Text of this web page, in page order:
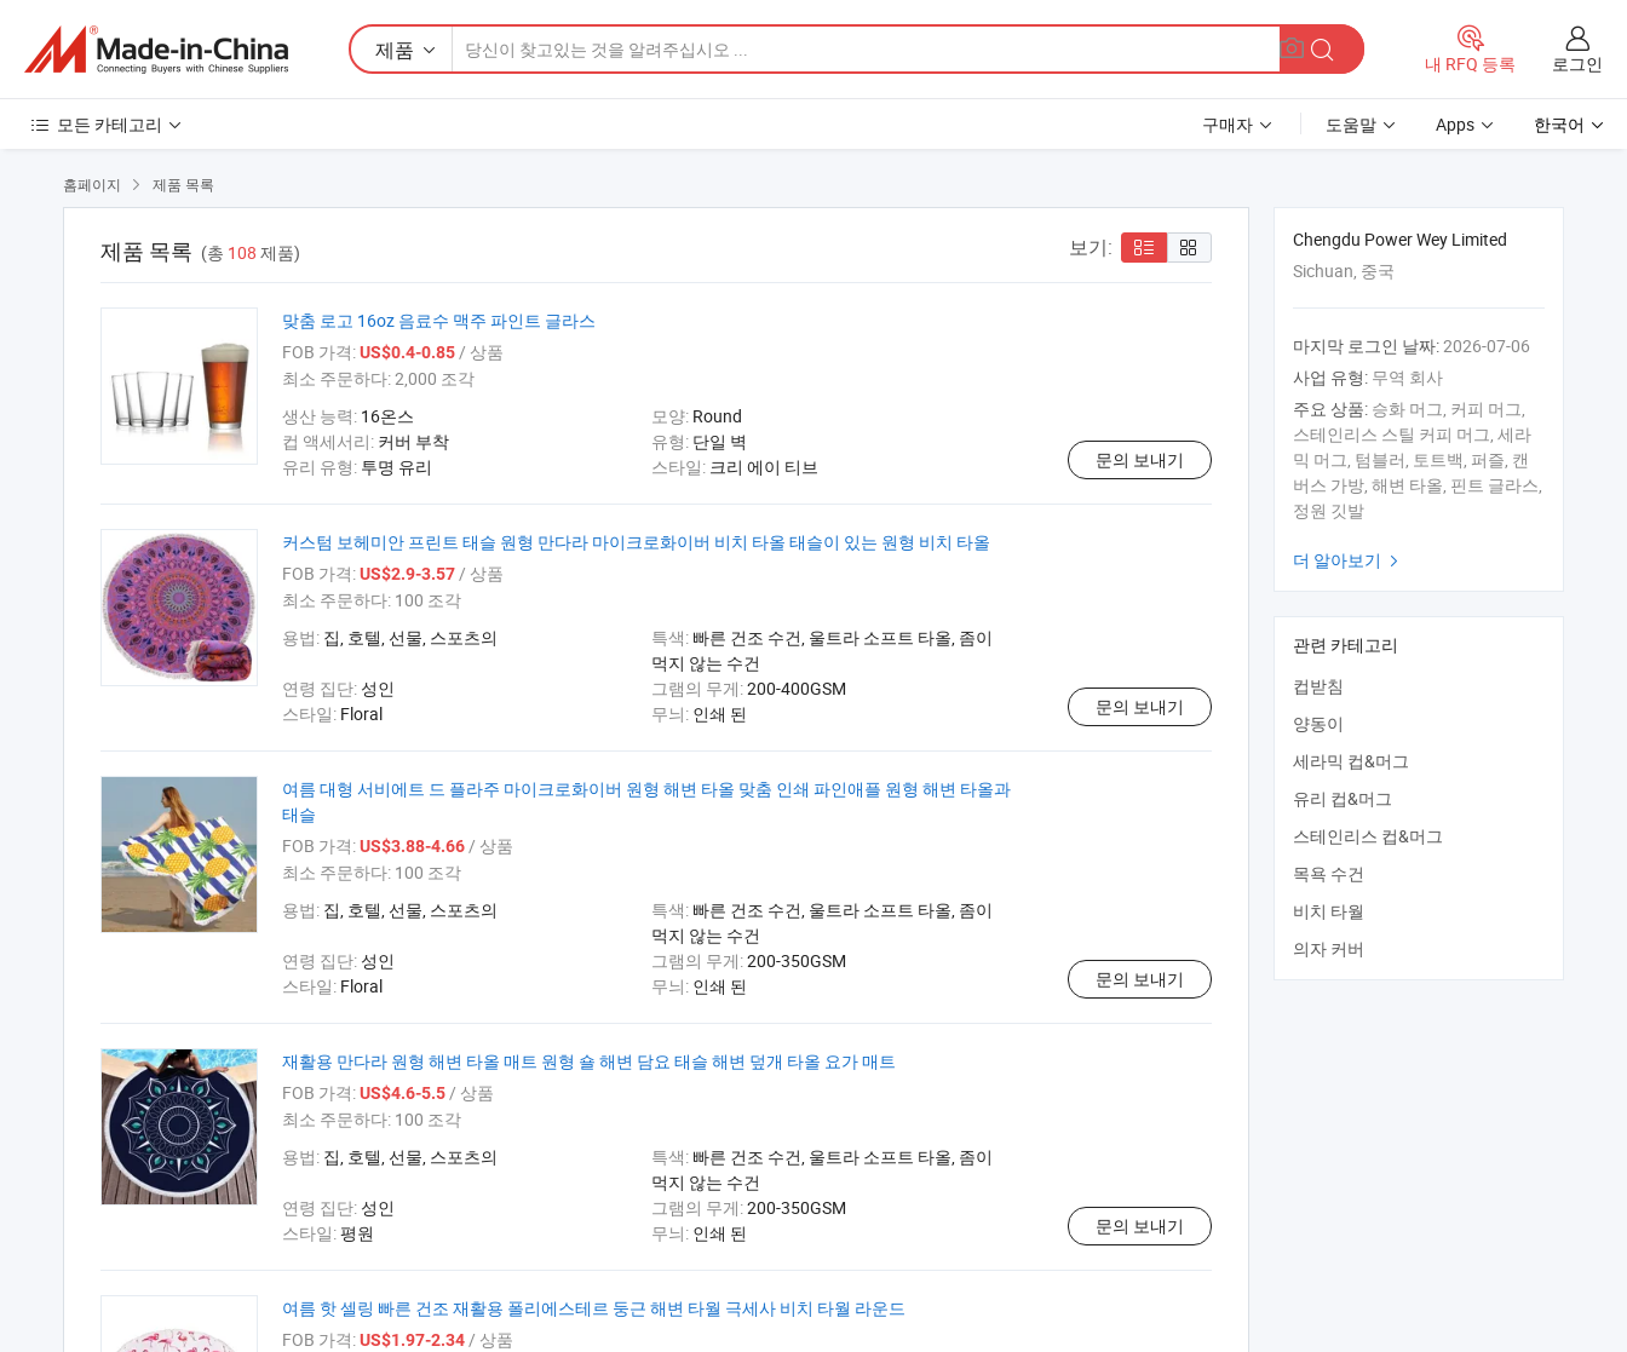
제품
내 RFQ 등록 로그인
모든 카테고리 구매자 도움말 Apps 한국어
홈페이지  제품 목록
제품 목록 (총 108 제품) 보기:
맞춤 로고 16oz 음료수 맥주 파인트 글라스
FOB 가격:US$0.4-0.85/ 상품
최소 주문하다:2,000 조각
생산 능력: 16온스 모양: Round
컵 액세서리: 커버 부착 유형: 단일 벽
유리 유형: 투명 유리 스타일: 크리 에이 티브 문의 보내기
커스텀 보헤미안 프린트 태슬 원형 만다라 마이크로화이버 비치 타올 태슬이 있는 원형 비치 타올
FOB 가격:US$2.9-3.57/ 상품
최소 주문하다: 100 조각
용법: 집, 호텔, 선물, 스포츠의 특색: 빠른 건조 수건, 울트라 소프트 타올, 좀이
먹지 않는 수건
연령 집단: 성인 그램의 무게:200-400GSM
스타일: Floral 무늬: 인쇄 된 문의 보내기
여름 대형 서비에트 드 플라주 마이크로화이버 원형 해변 타올 맞춤 인쇄 파인애플 원형 해변 타올과
태슬
FOB 가격:US$3.88-4.66/ 상품
최소 주문하다: 100 조각
용법: 집, 호텔, 선물, 스포츠의 특색: 빠른 건조 수건, 울트라 소프트 타올, 좀이
먹지 않는 수건
연령 집단: 성인 그램의 무게:200-350GSM
스타일: Floral 무늬: 인쇄 된 문의 보내기
재활용 만다라 원형 해변 타올 매트 원형 숄 해변 담요 태슬 해변 덮개 타올 요가 매트
FOB 가격:US$4.6-5.5/ 상품
최소 주문하다: 100 조각
용법: 집, 호텔, 선물, 스포츠의 특색: 빠른 건조 수건, 울트라 소프트 타올, 좀이
먹지 않는 수건
연령 집단: 성인 그램의 무게:200-350GSM
스타일:평원 무늬: 인쇄 된 문의 보내기
여름 핫 셀링 빠른 건조 재활용 폴리에스테르 둥근 해변 타월 극세사 비치 타월 라운드
FOB 가격:US$1.97-2.34/ 상품
Chengdu Power Wey Limited
Sichuan, 중국
마지막 로그인 날짜:2026-07-06
사업 유형: 무역 회사
주요 상품: 승화 머그, 커피 머그,
스테인리스 스틸 커피 머그, 세라
믹 머그, 텀블러, 토트백, 퍼즐, 캔
버스 가방, 해변 타올, 핀트 글라스,
정원 깃발
더 알아보기 
관련 카테고리
컵받침
양동이
세라믹 컵&머그
유리 컵&머그
스테인리스 컵&머그
목욕 수건
비치 타월
의자 커버